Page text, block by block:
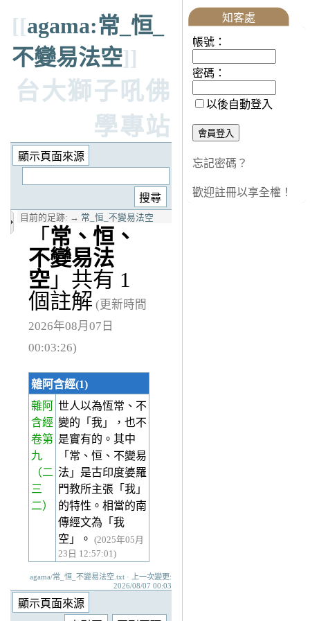
[[agama:常_恒_
不變易法空]]
台大獅子吼佛
學專站
目前的足跡: → 常_恒_不變易法空
「 常、恒、
不變易法
空 」共有 1
個註解 (更新時間
2026年08月07日
00:03:26)
雜阿含經(1)
雜阿
含經
卷第
九
（二
三
二）
世人以為恆常、不
變的「我」，也不
是實有的。其中
「常、恒、不變易
法」是古印度婆羅
門教所主張「我」
的特性。相當的南
傳經文為「我
空」。
(2025年05月
23日 12:57:01)
agama/常_恒_不變易法空.txt · 上一次變更:
2026/08/07 00:03
知客處
帳號：
密碼：
以後自動登入
忘記密碼？
歡迎註冊以享全權！